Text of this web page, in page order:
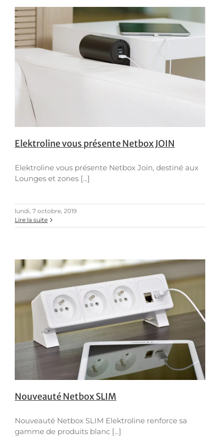
Elektroline vous présente Netbox JOIN
Elektroline vous présente Netbox Join, destiné aux
Lounges et zones [...]
lundi, 7 octobre, 2019
Lire la suite
Nouveauté Netbox SLIM
Nouveauté Netbox SLIM Elektroline renforce sa
gamme de produits blanc [...]